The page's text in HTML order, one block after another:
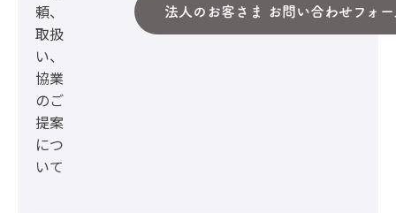
頼、
取扱
い、
協業
のご
提案
につ
いて
法人のお客さま お問い合わせフォー